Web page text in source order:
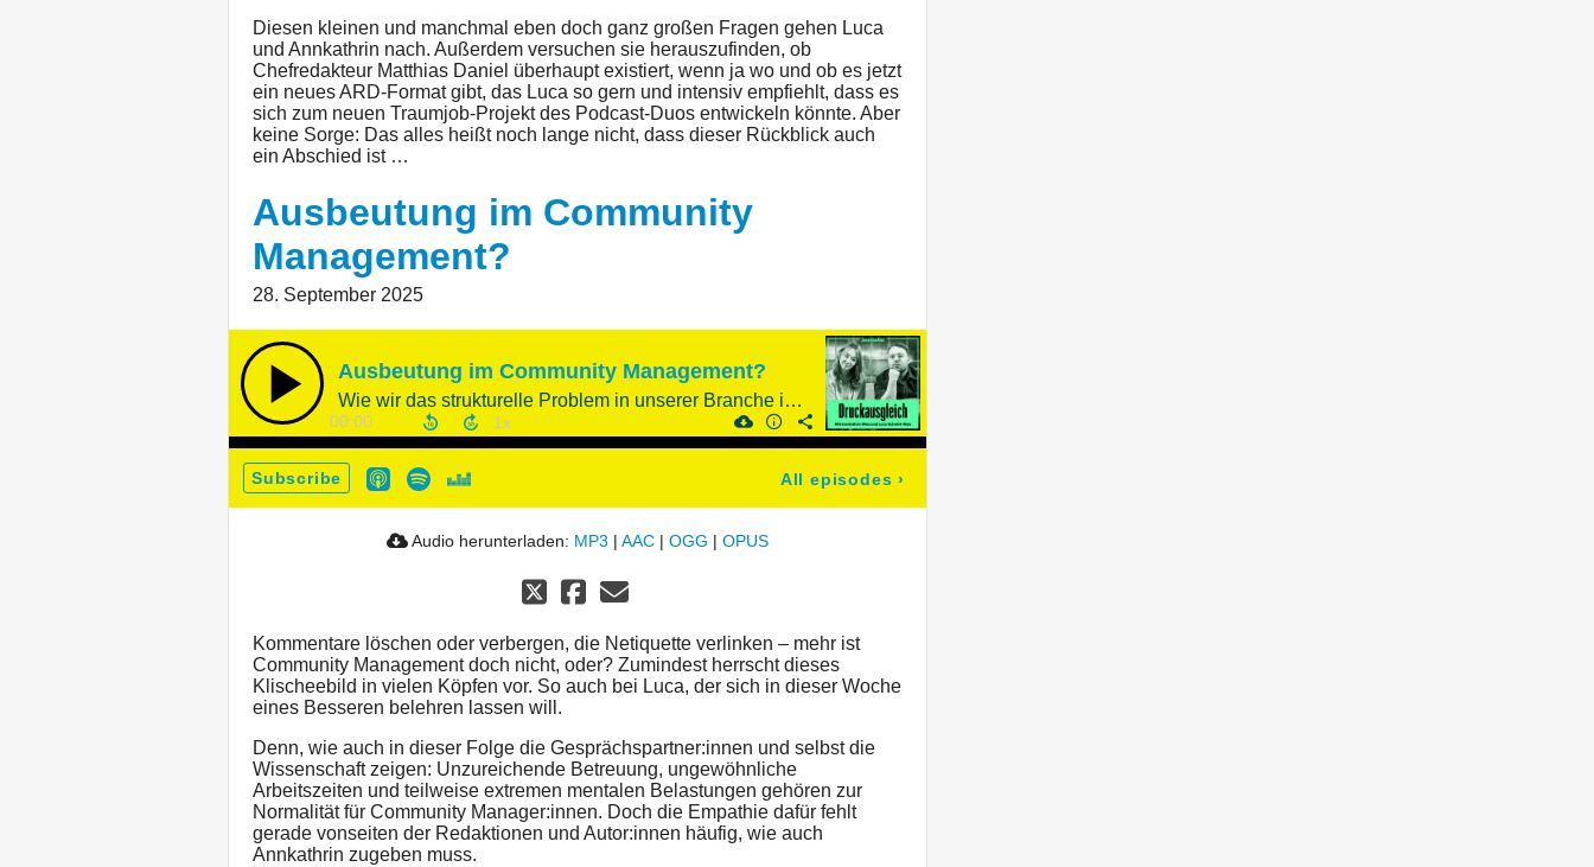
Diesen kleinen und manchmal eben doch ganz großen Fragen gehen Luca
und Annkathrin nach. Außerdem versuchen sie herauszufinden, ob
Chefredakteur Matthias Daniel überhaupt existiert, wenn ja wo und ob es jetzt
ein neues ARD-Format gibt, das Luca so gern und intensiv empfiehlt, dass es
sich zum neuen Traumjob-Projekt des Podcast-Duos entwickeln könnte. Aber
keine Sorge: Das alles heißt noch lange nicht, dass dieser Rückblick auch
ein Abschied ist …
Ausbeutung im Community
Management?
28. September 2025
Ausbeutung im Community Management?
Wie wir das strukturelle Problem in unserer Branche ignorieren
00:00
Subscribe All episodes ›
Audio herunterladen: MP3 | AAC | OGG | OPUS
Kommentare löschen oder verbergen, die Netiquette verlinken – mehr ist
Community Management doch nicht, oder? Zumindest herrscht dieses
Klischeebild in vielen Köpfen vor. So auch bei Luca, der sich in dieser Woche
eines Besseren belehren lassen will.
Denn, wie auch in dieser Folge die Gesprächspartner:innen und selbst die
Wissenschaft zeigen: Unzureichende Betreuung, ungewöhnliche
Arbeitszeiten und teilweise extremen mentalen Belastungen gehören zur
Normalität für Community Manager:innen. Doch die Empathie dafür fehlt
gerade vonseiten der Redaktionen und Autor:innen häufig, wie auch
Annkathrin zugeben muss.